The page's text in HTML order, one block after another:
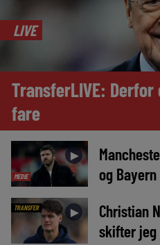
LIVE
TransferLIVE:
fare
MEDIE
►
og Bayern
TRANSFER ►
Christian
skifter